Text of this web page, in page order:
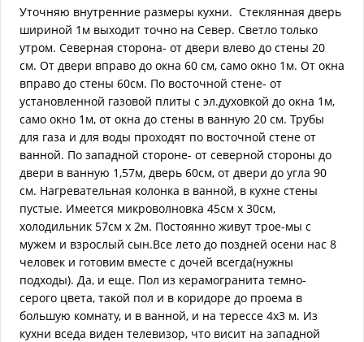
Уточняю внутренние размеры кухни. Стеклянная дверь
шириной 1м выходит точно на Север. Светло только
утром. Северная сторона- от двери влево до стены 20
см. От двери вправо до окна 60 см, само окно 1м. От окна
вправо до стены 60см. По восточной стене- от
установленной газовой плиты с эл.духовкой до окна 1м,
само окно 1м, от окна до стены в ванную 20 см. Трубы
для газа и для воды проходят по восточной стене от
ванной. По западной стороне- от северной стороны до
двери в ванную 1,57м, дверь 60см, от двери до угла 90
см. Нагревательная колонка в ванной, в кухне стены
пустые. Имеется микроволновка 45см х 30см,
холодильник 57см х 2м. Постоянно живут трое-мы с
мужем и взрослый сын.Все лето до поздней осени нас 8
человек и готовим вместе с дочей всегда(нужны
подходы). Да, и еще. Пол из керамогранита темно-
серого цвета, такой пол и в коридоре до проема в
большую комнату, и в ванной, и на терессе 4х3 м. Из
кухни вседа виден телевизор, что висит на западной